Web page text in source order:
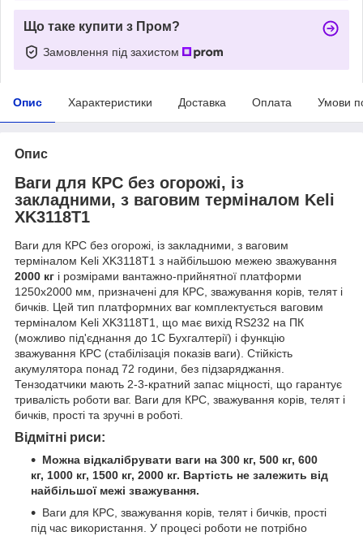
Що таке купити з Пром?
Замовлення під захистом
Опис Характеристики Доставка Оплата Умови
Опис
Ваги для КРС без огорожі, із
закладними, з ваговим терміналом Keli
XK3118T1
Ваги для КРС без огорожі, із закладними, з ваговим
терміналом Keli XK3118T1 з найбільшою межею зважування
2000 кг і розмірами вантажно-прийнятної платформи
1250х2000 мм, призначені для КРС, зважування корів, телят і
бичків. Цей тип платформних ваг комплектується ваговим
терміналом Keli XK3118T1, що має вихід RS232 на ПК
(можливо під'єднання до 1С Бухгалтерії) і функцію
зважування КРС (стабілізація показів ваги). Стійкість
акумулятора понад 72 години, без підзаряджання.
Тензодатчики мають 2-3-кратний запас міцності, що гарантує
тривалість роботи ваг. Ваги для КРС, зважування корів, телят і
бичків, прості та зручні в роботі.
Відмітні риси:
Можна відкалібрувати ваги на 300 кг, 500 кг, 600
кг, 1000 кг, 1500 кг, 2000 кг. Вартість не залежить від
найбільшої межі зважування.
Ваги для КРС, зважування корів, телят і бичків, прості
під час використання. У процесі роботи не потрібно